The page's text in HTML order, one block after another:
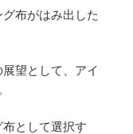
布がはみ出した
望として、アイ
として選択す